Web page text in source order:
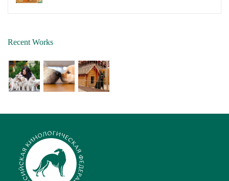
Recent Works